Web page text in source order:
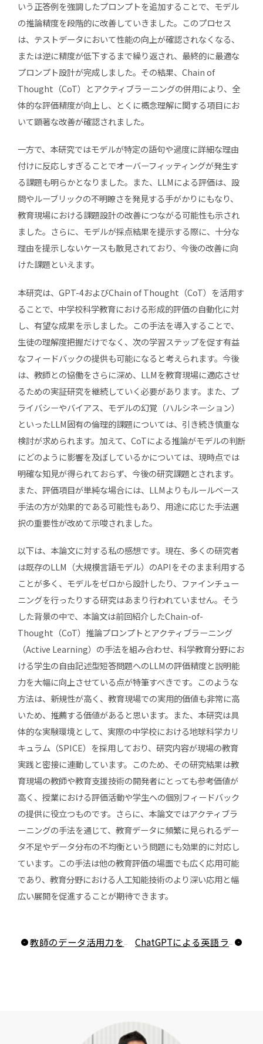
いう正答例を強調したプロンプトを追加することで、モデル
の推論精度を段階的に改善していきました。このプロセス
は、テストデータにおいて性能の向上が確認されなくなる、
または逆に精度が低下するまで繰り返され、最終的に最適な
プロンプト設計が完成しました。その結果、Chain of
Thought（CoT）とアクティブラーニングの併用により、全
体的な評価精度が向上し、とくに概念理解に関する項目にお
いて顕著な改善が確認されました。
一方で、本研究ではモデルが特定の語句や過度に詳細な理由
付けに反応しすぎることでオーバーフィッティングが発生す
る課題も明らかとなりました。また、LLMによる評価は、設
問やルーブリックの不明瞭さを発見する手がかりにもなり、
教育現場における課題設計の改善につながる可能性も示され
ました。さらに、モデルが採点結果を提示する際に、十分な
理由を提示しないケースも散見されており、今後の改善に向
けた課題といえます。
本研究は、GPT-4およびChain of Thought（CoT）を活用す
ることで、中学校科学教育における形成的評価の自動化に対
し、有望な成果を示しました。この手法を導入することで、
生徒の理解度把握だけでなく、次の学習ステップを促す有益
なフィードバックの提供も可能になると考えられます。今後
は、教師との協働をさらに深め、LLMを教育現場に適応させ
るための実証研究を継続していく必要があります。また、プ
ライバシーやバイアス、モデルの幻覚（ハルシネーション）
といったLLM固有の倫理的課題については、引き続き慎重な
検討が求められます。加えて、CoTによる推論がモデルの判断
にどのように影響を及ぼしているかについては、現時点では
明確な知見が得られておらず、今後の研究課題とされます。
また、評価項目が単純な場合には、LLMよりもルールベース
手法の方が効果的である可能性もあり、用途に応じた手法選
択の重要性が改めて示唆されました。
以下は、本論文に対する私の感想です。現在、多くの研究者
は既存のLLM（大規模言語モデル）のAPIをそのまま利用する
ことが多く、モデルをゼロから設計したり、ファインチュー
ニングを行ったりする研究はあまり行われていません。そう
した背景の中で、本論文は前回紹介したChain-of-
Thought（CoT）推論プロンプトとアクティブラーニング
（Active Learning）の手法を組み合わせ、科学教育分野にお
ける学生の自由記述型短答問題へのLLMの評価精度と説明能
力を大幅に向上させている点が特筆すべきです。このような
方法は、新規性が高く、教育現場での実用的価値も非常に高
いため、推薦する価値があると思います。また、本研究は具
体的な実験環境として、実際の中学校における地球科学カリ
キュラム（SPICE）を採用しており、研究内容が現場の教育
実践と密接に連動しています。このため、その研究結果は教
育現場の教師や教育支援技術の開発者にとっても参考価値が
高く、授業における評価活動や学生への個別フィードバック
の提供に役立つものです。さらに、本論文ではアクティブラ
ーニングの手法を通じて、教育データに頻繁に見られるデー
タ不足やデータ分布の不均衡という問題にも効果的に対応し
ています。この手法は他の教育評価の場面でも広く応用可能
であり、教育分野における人工知能技術のより深い応用と幅
広い展開を促進することが期待できます。
教師のデータ活用力を高めるには？研修プログラムの成果とLADデザインへの示唆 ChatGPTによる英語ライティングの採点精度は？―教師の採点との比較